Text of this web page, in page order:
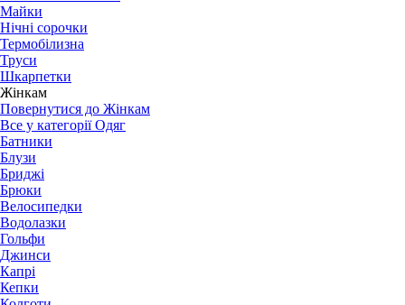
Майки
Нічні сорочки
Термобілизна
Труси
Шкарпетки
Жінкам
Повернутися до Жінкам
Все у категорії Одяг
Батники
Блузи
Бриджі
Брюки
Велосипедки
Водолазки
Гольфи
Джинси
Капрі
Кепки